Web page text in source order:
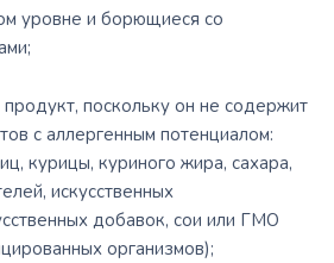
уровне и борющиеся со
поскольку он не содержит
с аллергенным потенциалом:
курицы, куриного жира, сахара,
искусственных
добавок, сои или ГМО
организмов);